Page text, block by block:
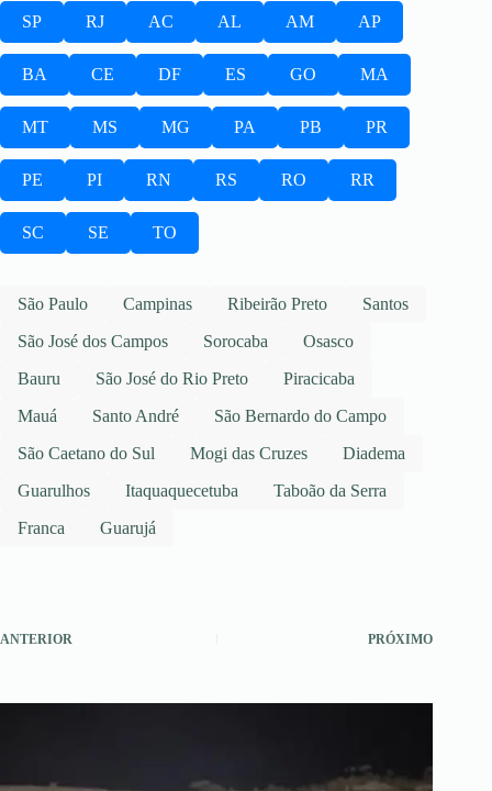
SP RJ AC AL AM AP
BA CE DF ES GO MA
MT MS MG PA PB PR
PE PI RN RS RO RR
SC SE TO
São Paulo Campinas Ribeirão Preto
Santos
São José dos Campos
Sorocaba
Osasco
Bauru
São José do Rio Preto
Piracicaba
Mauá
Santo André
São Bernardo do Campo
São Caetano do Sul
Mogi das Cruzes
Diadema
Guarulhos
Itaquaquecetuba
Taboão da Serra
Franca
Guarujá
ANTERIOR PRÓXIMO